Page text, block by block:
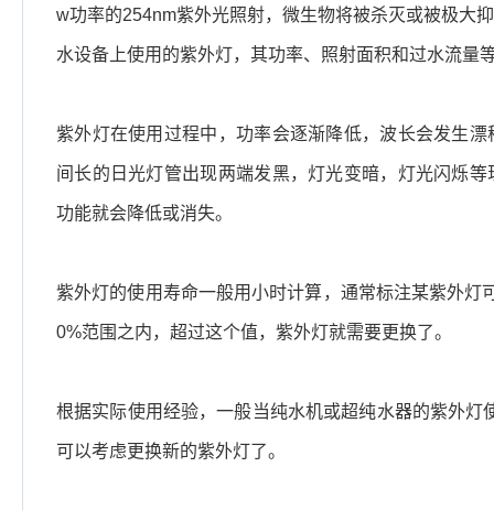
w功率的254nm紫外光照射，微生物将被杀灭或被极大
水设备上使用的紫外灯，其功率、照射面积和过水流量
紫外灯在使用过程中，功率会逐渐降低，波长会发生
间长的日光灯管出现两端发黑，灯光变暗，灯光闪烁
功能就会降低或消失。
紫外灯的使用寿命一般用小时计算，通常标注某紫外
0%范围之内，超过这个值，紫外灯就需要更换了。
根据实际使用经验，一般当纯水机或超纯水器的紫外灯
可以考虑更换新的紫外灯了。